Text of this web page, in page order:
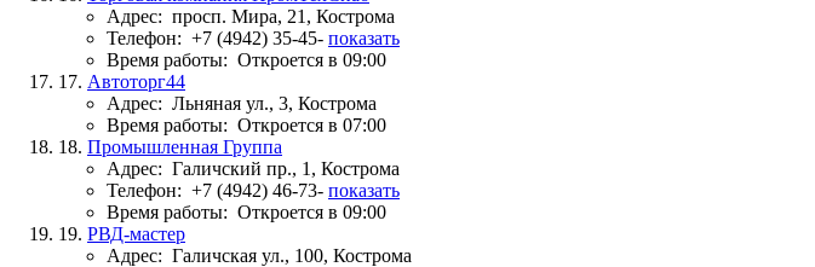
Адрес: просп. Мира, 21, Кострома
Телефон: +7 (4942) 35-45- показать
Время работы: Откроется в 09:00
17. Автоторг44
Адрес: Льняная ул., 3, Кострома
Время работы: Откроется в 07:00
18. Промышленная Группа
Адрес: Галичский пр., 1, Кострома
Телефон: +7 (4942) 46-73- показать
Время работы: Откроется в 09:00
19. РВД-мастер
Адрес: Галичская ул., 100, Кострома